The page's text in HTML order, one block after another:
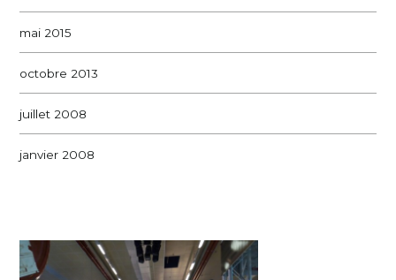
mai 2015
octobre 2013
juillet 2008
janvier 2008